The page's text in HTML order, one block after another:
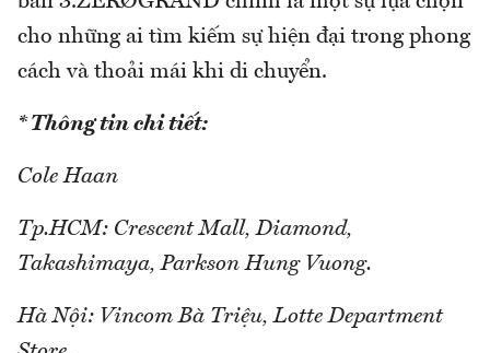
cho những ai tìm kiếm sự hiện đại trong phong
cách và thoải mái khi di chuyển.
* Thông tin chi tiết:
Cole Haan
Tp.HCM: Crescent Mall, Diamond,
Takashimaya, Parkson Hung Vuong.
Hà Nội: Vincom Bà Triệu, Lotte Department